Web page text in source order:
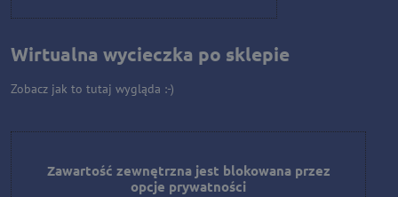
Wirtualna wycieczka po sklepie
Zobacz jak to tutaj wygląda :-)
Zawartość zewnętrzna jest blokowana przez
opcje prywatności